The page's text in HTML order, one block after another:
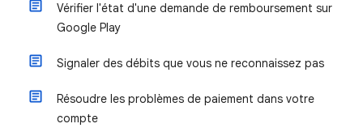
Vérifier l'état d'une demande de remboursement sur
Google Play
Signaler des débits que vous ne reconnaissez pas
Résoudre les problèmes de paiement dans votre
compte